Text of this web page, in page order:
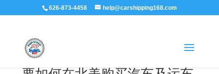
626-873-4458 help@carshipping168.com